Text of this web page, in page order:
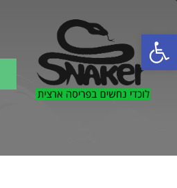
פתח סרגל נגישות